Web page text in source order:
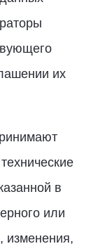
их
в
или
изменения,